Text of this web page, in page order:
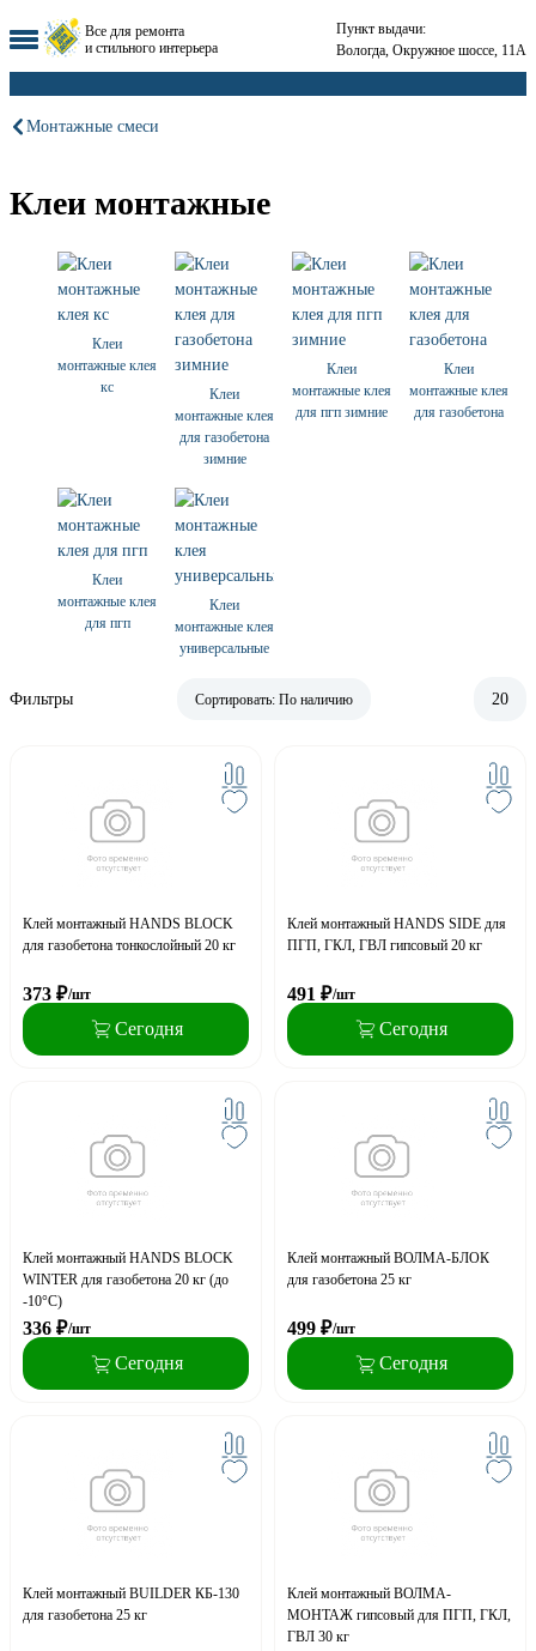
Все для ремонта
и стильного интерьера
Пункт выдачи:
Вологда, Окружное шоссе, 11А
Монтажные смеси
Клеи монтажные
Клеи
монтажные клея
кс
Клеи
монтажные клея
для газобетона
зимние
Клеи
монтажные клея
для пгп зимние
Клеи
монтажные клея
для газобетона
Клеи
монтажные клея
для пгп
Клеи
монтажные клея
универсальные
Фильтры Сортировать: По наличию 20
Клей монтажный HANDS BLOCK
для газобетона тонкослойный 20 кг
373 ₽/шт
Сегодня
Клей монтажный HANDS SIDE для
ПГП, ГКЛ, ГВЛ гипсовый 20 кг
491 ₽/шт
Сегодня
Клей монтажный HANDS BLOCK
WINTER для газобетона 20 кг (до
-10°С)
336 ₽/шт
Сегодня
Клей монтажный ВОЛМА-БЛОК
для газобетона 25 кг
499 ₽/шт
Сегодня
Клей монтажный BUILDER КБ-130
для газобетона 25 кг
Клей монтажный ВОЛМА-
МОНТАЖ гипсовый для ПГП, ГКЛ,
ГВЛ 30 кг